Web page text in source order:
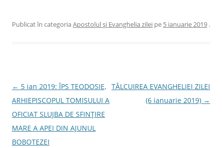
Publicat în categoriaApostolul şi Evanghelia zilei pe 5 ianuarie 2019 .
Navigare
în
articole
← 5 ian 2019: ÎPS TEODOSIE,
ARHIEPISCOPUL TOMISULUI A
OFICIAT SLUJBA DE SFINȚIRE
MARE A APEI DIN AJUNUL
BOBOTEZEI
TÂLCUIREA EVANGHELIEI ZILEI
(6 ianuarie 2019) →